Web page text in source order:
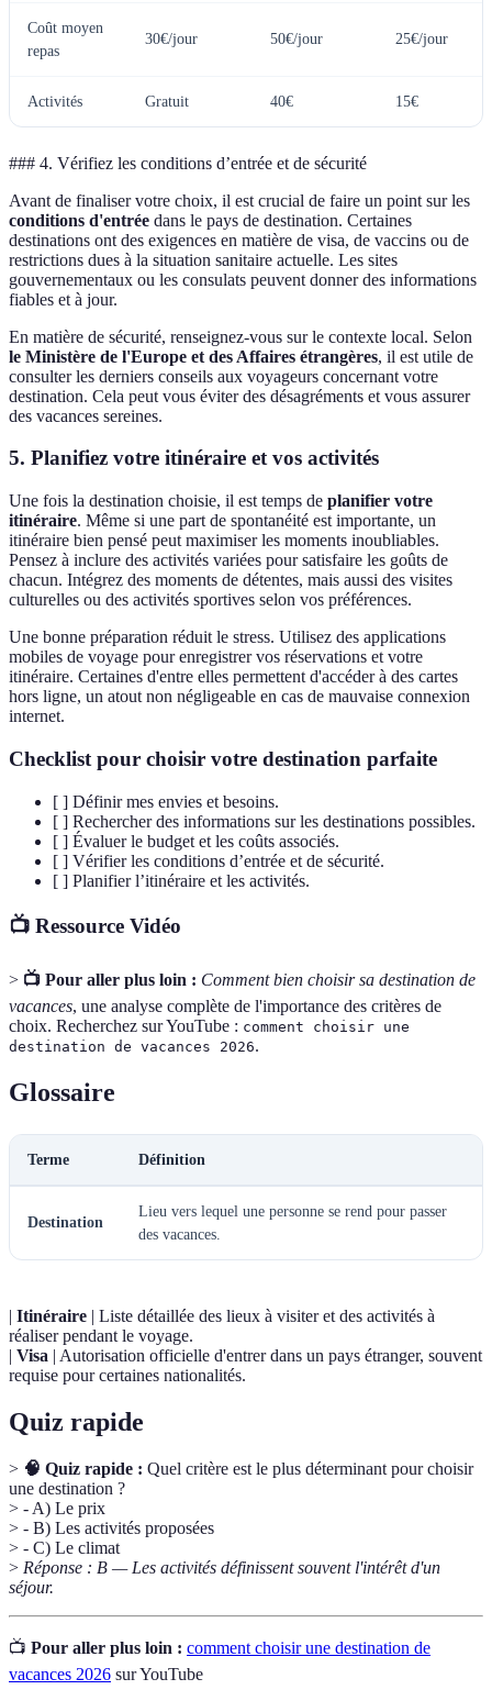
Coût moyen
repas
30€/jour 50€/jour 25€/jour
Activités Gratuit 40€ 15€
### 4. Vérifiez les conditions d’entrée et de sécurité
Avant de finaliser votre choix, il est crucial de faire un point sur les
conditions d'entrée dans le pays de destination. Certaines
destinations ont des exigences en matière de visa, de vaccins ou de
restrictions dues à la situation sanitaire actuelle. Les sites
gouvernementaux ou les consulats peuvent donner des informations
fiables et à jour.
En matière de sécurité, renseignez-vous sur le contexte local. Selon
le Ministère de l'Europe et des Affaires étrangères, il est utile de
consulter les derniers conseils aux voyageurs concernant votre
destination. Cela peut vous éviter des désagréments et vous assurer
des vacances sereines.
5. Planifiez votre itinéraire et vos activités
Une fois la destination choisie, il est temps de planifier votre
itinéraire. Même si une part de spontanéité est importante, un
itinéraire bien pensé peut maximiser les moments inoubliables.
Pensez à inclure des activités variées pour satisfaire les goûts de
chacun. Intégrez des moments de détentes, mais aussi des visites
culturelles ou des activités sportives selon vos préférences.
Une bonne préparation réduit le stress. Utilisez des applications
mobiles de voyage pour enregistrer vos réservations et votre
itinéraire. Certaines d'entre elles permettent d'accéder à des cartes
hors ligne, un atout non négligeable en cas de mauvaise connexion
internet.
Checklist pour choisir votre destination parfaite
[ ] Définir mes envies et besoins.
[ ] Rechercher des informations sur les destinations possibles.
[ ] Évaluer le budget et les coûts associés.
[ ] Vérifier les conditions d’entrée et de sécurité.
[ ] Planifier l’itinéraire et les activités.
📺 Ressource Vidéo
> 📺 Pour aller plus loin : Comment bien choisir sa destination de
vacances, une analyse complète de l'importance des critères de
choix. Recherchez sur YouTube : comment choisir une
destination de vacances 2026.
Glossaire
Terme Définition
Destination
Lieu vers lequel une personne se rend pour passer
des vacances.
| Itinéraire | Liste détaillée des lieux à visiter et des activités à
réaliser pendant le voyage.
| Visa | Autorisation officielle d'entrer dans un pays étranger, souvent
requise pour certaines nationalités.
Quiz rapide
> 🧠 Quiz rapide : Quel critère est le plus déterminant pour choisir
une destination ?
> - A) Le prix
> - B) Les activités proposées
> - C) Le climat
> Réponse : B — Les activités définissent souvent l'intérêt d'un
séjour.
📺 Pour aller plus loin : comment choisir une destination de
vacances 2026 sur YouTube